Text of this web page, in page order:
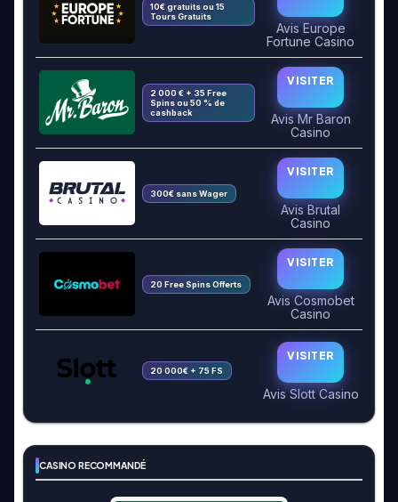
10€ gratuits ou 15
Tours Gratuits
Avis Europe
Fortune Casino
2 000 € + 35 Free
Spins ou 50 % de
cashback
VISITER
Avis Mr Baron
Casino
300€ sans Wager
VISITER
Avis Brutal
Casino
20 Free Spins Offerts
VISITER
Avis Cosmobet
Casino
20 000€ + 75 FS
VISITER
Avis Slott Casino
CASINO RECOMMANDÉ